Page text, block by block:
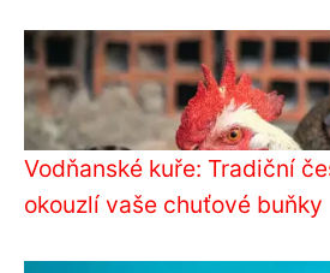
Vodňanské kuře: Tradiční
okouzlí vaše chuťové buňky